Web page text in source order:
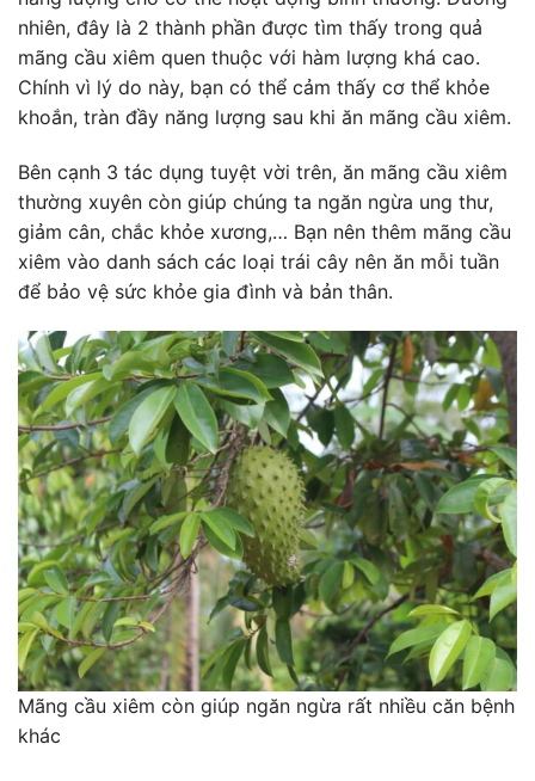
nhiên, đây là 2 thành phần được tìm thấy trong quả
mãng cầu xiêm quen thuộc với hàm lượng khá cao.
Chính vì lý do này, bạn có thể cảm thấy cơ thể khỏe
khoắn, tràn đầy năng lượng sau khi ăn mãng cầu xiêm.
Bên cạnh 3 tác dụng tuyệt vời trên, ăn mãng cầu xiêm
thường xuyên còn giúp chúng ta ngăn ngừa ung thư,
giảm cân, chắc khỏe xương,… Bạn nên thêm mãng cầu
xiêm vào danh sách các loại trái cây nên ăn mỗi tuần
để bảo vệ sức khỏe gia đình và bản thân.
Mãng cầu xiêm còn giúp ngăn ngừa rất nhiều căn bệnh
khác